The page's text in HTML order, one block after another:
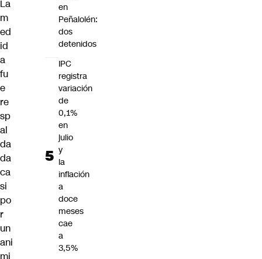
La
m
ed
id
a
fu
e
re
sp
al
da
da
ca
si
po
r
un
ani
en
Peñalolén:
dos
detenidos
IPC
registra
variación
de
0,1%
en
julio
y
la
inflación
a
doce
meses
cae
a
3,5%